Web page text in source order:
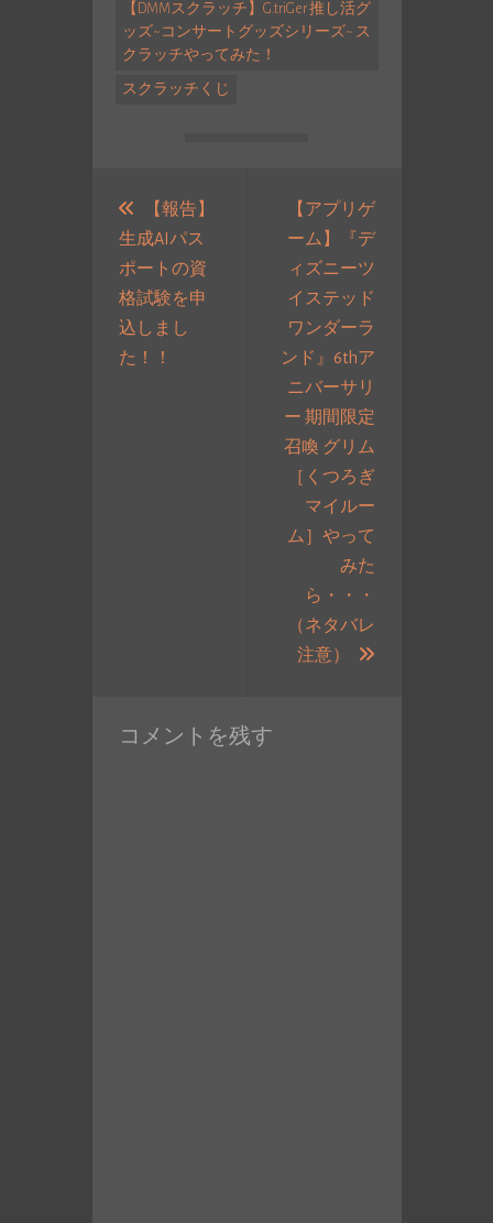
【DMMスクラッチ】G.triGer 推し活グ
ッズ~コンサートグッズシリーズ~ ス
クラッチやってみた！
スクラッチくじ
【報告】
生成AIパス
ポートの資
格試験を申
込しまし
た！！
【アプリゲ
ーム】『デ
ィズニーツ
イステッド
ワンダーラ
ンド』6thア
ニバーサリ
ー 期間限定
召喚 グリム
［くつろぎ
マイルー
ム］やって
みた
ら・・・
（ネタバレ
注意）
次
コメントを残す